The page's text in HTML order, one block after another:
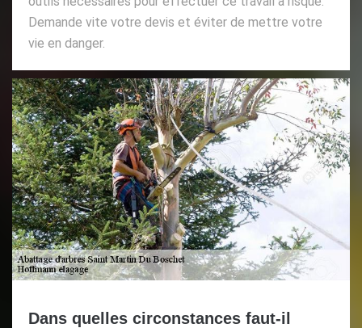
Demande vite votre devis et éviter de mettre votre
vie en danger.
Dans quelles circonstances faut-il